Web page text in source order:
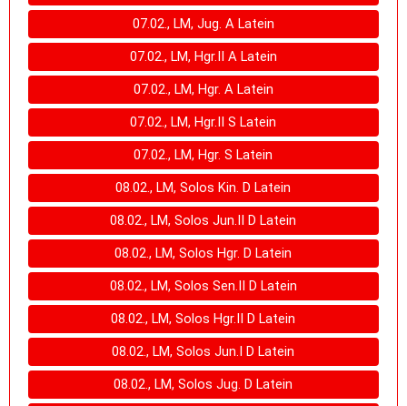
07.02., LM, Jug. A Latein
07.02., LM, Hgr.II A Latein
07.02., LM, Hgr. A Latein
07.02., LM, Hgr.II S Latein
07.02., LM, Hgr. S Latein
08.02., LM, Solos Kin. D Latein
08.02., LM, Solos Jun.II D Latein
08.02., LM, Solos Hgr. D Latein
08.02., LM, Solos Sen.II D Latein
08.02., LM, Solos Hgr.II D Latein
08.02., LM, Solos Jun.I D Latein
08.02., LM, Solos Jug. D Latein